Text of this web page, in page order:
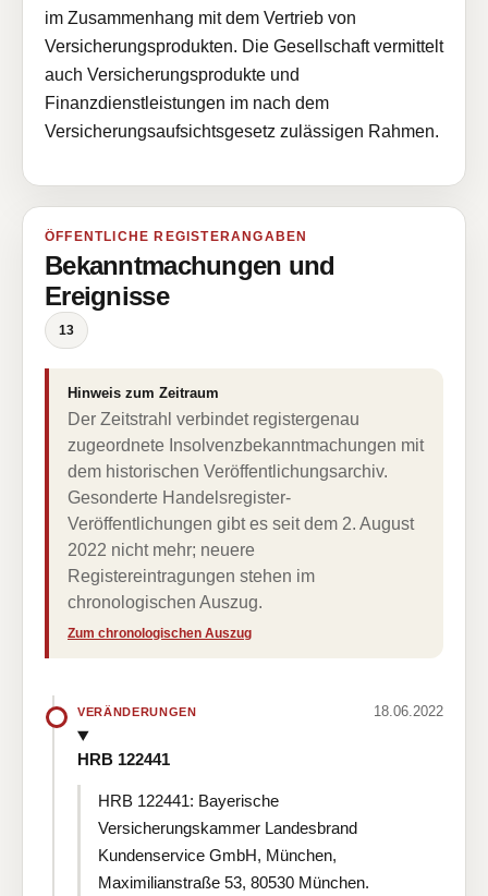
im Zusammenhang mit dem Vertrieb von
Versicherungsprodukten. Die Gesellschaft vermittelt
auch Versicherungsprodukte und
Finanzdienstleistungen im nach dem
Versicherungsaufsichtsgesetz zulässigen Rahmen.
ÖFFENTLICHE REGISTERANGABEN
Bekanntmachungen und
Ereignisse
13
Hinweis zum Zeitraum
Der Zeitstrahl verbindet registergenau
zugeordnete Insolvenzbekanntmachungen mit
dem historischen Veröffentlichungsarchiv.
Gesonderte Handelsregister-
Veröffentlichungen gibt es seit dem 2. August
2022 nicht mehr; neuere
Registereintragungen stehen im
chronologischen Auszug.
Zum chronologischen Auszug
VERÄNDERUNGEN 18.06.2022
HRB 122441
HRB 122441: Bayerische
Versicherungskammer Landesbrand
Kundenservice GmbH, München,
Maximilianstraße 53, 80530 München.